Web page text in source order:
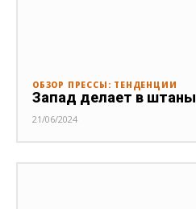
ОБЗОР ПРЕССЫ: ТЕНДЕНЦИИ
Запад делает в штаны
21/06/2024